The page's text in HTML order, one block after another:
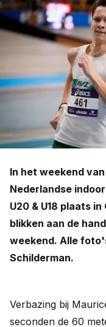
In het weekend
Nederlandse
U20 & U18 plaats
blikken aan de
weekend. Alle
Schilderman.
Verbazing bij
seconden de 60